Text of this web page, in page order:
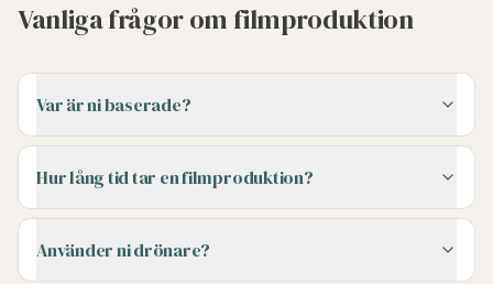
Vanliga frågor om filmproduktion
Var är ni baserade?
Hur lång tid tar en filmproduktion?
Använder ni drönare?